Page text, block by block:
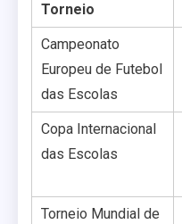
Torneio
Campeonato
Europeu de Futebol
das Escolas
Copa Internacional
das Escolas
Torneio Mundial de